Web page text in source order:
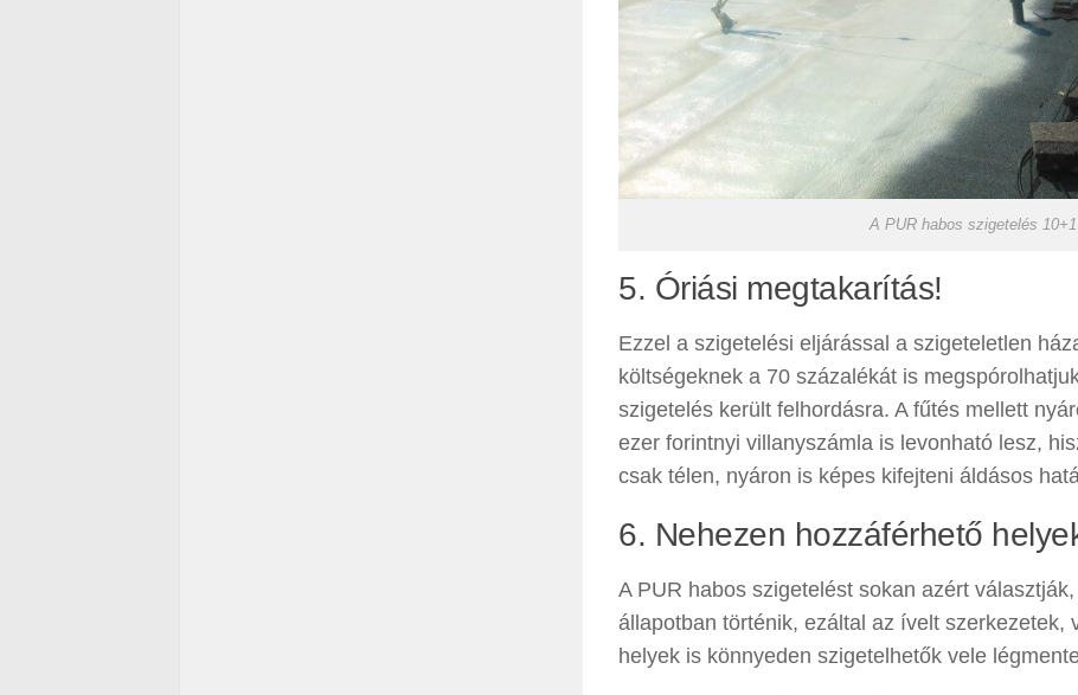
A PUR habos szigetelés
5. Óriási megtakarítás!
Ezzel a szigetelési eljárással a szigeteletlen
költségeknek a 70 százalékát is
szigetelés került felhordásra. A fűtés mellett
ezer forintnyi villanyszámla is levonható lesz,
csak télen, nyáron is képes kifejteni áldásos
6. Nehezen hozzáférhető
A PUR habos szigetelést sokan azért
állapotban történik, ezáltal az ívelt szerkezetek,
helyek is könnyeden szigetelhetők vele